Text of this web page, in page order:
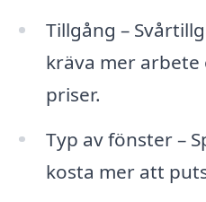
Tillgång –
kräva mer
priser.
Typ av fönster –
kosta mer att